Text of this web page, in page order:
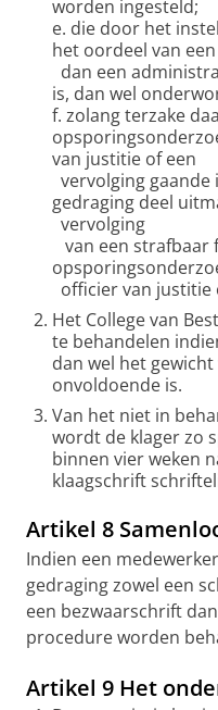
worden ingesteld;
e. die door het
het oordeel van
dan een
is, dan wel
f. zolang terzake
van justitie of een
vervolging gaande
gedraging deel
vervolging
van een strafbaar
officier van justitie
Het College van
te behandelen
dan wel het
onvoldoende is.
Van het niet in
wordt de klager zo
binnen vier weken
klaagschrift
Artikel 8
Indien een
gedraging zowel een
een bezwaarschrift
procedure worden
Artikel 9 Het